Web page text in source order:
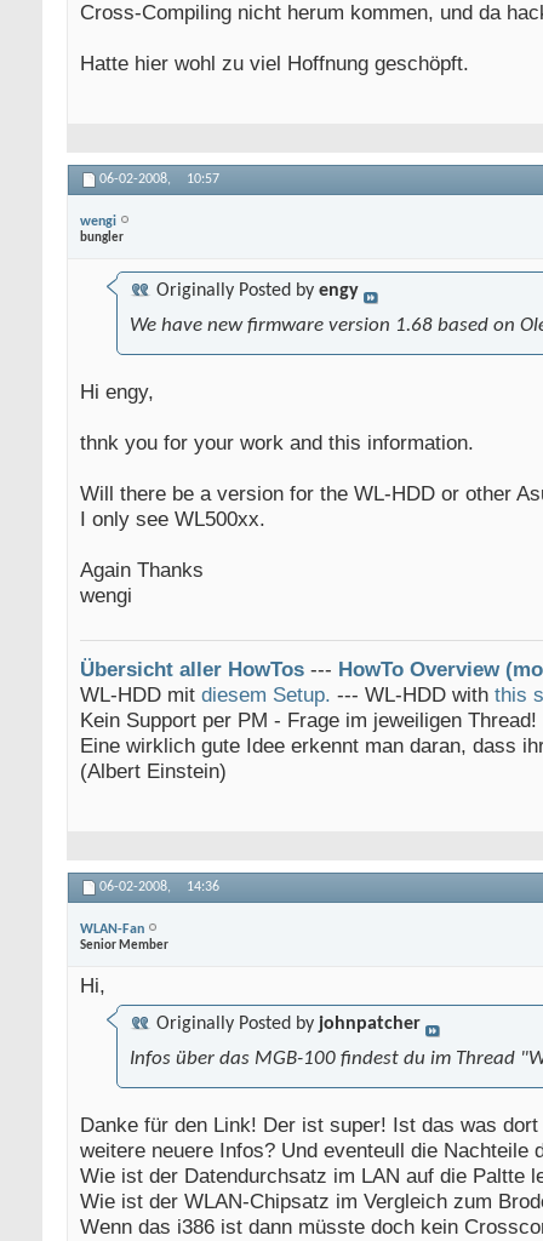
Cross-Compiling nicht herum kommen, und da
Hatte hier wohl zu viel Hoffnung geschöpft.
06-02-2008, 10:57
wengi
bungler
Originally Posted by engy
We have new firmware version 1.68 based on
Hi engy,
thnk you for your work and this information.
Will there be a version for the WL-HDD or other
I only see WL500xx.
Again Thanks
wengi
Übersicht aller HowTos --- HowTo Overview
WL-HDD mit diesem Setup. --- WL-HDD with this
Kein Support per PM - Frage im jeweiligen
Eine wirklich gute Idee erkennt man daran, dass
(Albert Einstein)
06-02-2008, 14:36
WLAN-Fan
Senior Member
Hi,
Originally Posted by johnpatcher
Infos über das MGB-100 findest du im Thread
Danke für den Link! Der ist super! Ist das was
weitere neuere Infos? Und eventeull die Nachteile
Wie ist der Datendurchsatz im LAN auf die Paltte
Wie ist der WLAN-Chipsatz im Vergleich zum
Wenn das i386 ist dann müsste doch kein